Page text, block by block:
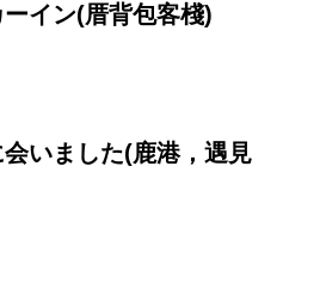
イン(厝背包客棧)
いました(鹿港，遇見